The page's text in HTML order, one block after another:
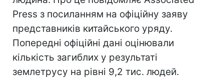
Press з посиланням на офіційну заяву
представників китайського уряду.
Попередні офіційні дані оцінювали
кількість загиблих у результаті
землетрусу на рівні 9,2 тис. людей.